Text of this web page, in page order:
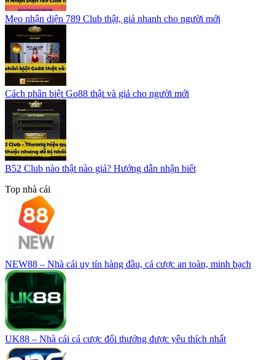
Mẹo nhận diện 789 Club thật, giả nhanh cho người mới
Cách phân biệt Go88 thật và giả cho người mới
B52 Club nào thật nào giả? Hướng dẫn nhận biết
Top nhà cái
NEW88 – Nhà cái uy tín hàng đầu, cá cược an toàn, minh bạch
UK88 – Nhà cái cá cược đổi thưởng được yêu thích nhất